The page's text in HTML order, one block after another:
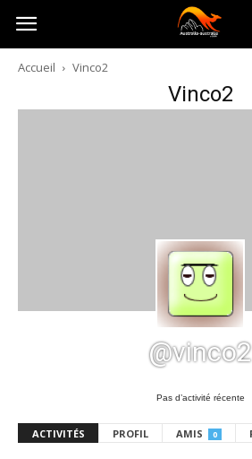
Australia-
australie.com
Accueil Vinco2
Vinco2
@vinco2
Pas d’activité récente
ACTIVITÉS PROFIL AMIS 0